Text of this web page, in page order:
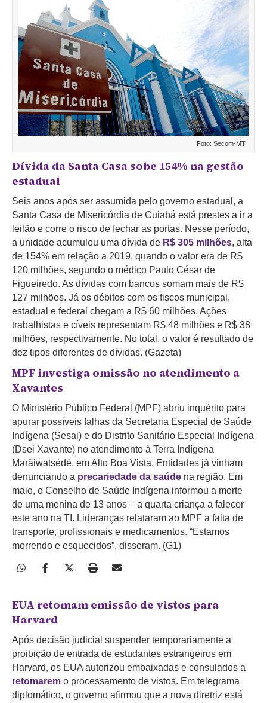
Foto: Secom-MT
Dívida da Santa Casa sobe 154% na gestão
estadual
Seis anos após ser assumida pelo governo estadual, a
Santa Casa de Misericórdia de Cuiabá está prestes a ir a
leilão e corre o risco de fechar as portas. Nesse período,
a unidade acumulou uma dívida de R$ 305 milhões, alta
de 154% em relação a 2019, quando o valor era de R$
120 milhões, segundo o médico Paulo César de
Figueiredo. As dívidas com bancos somam mais de R$
127 milhões. Já os débitos com os fiscos municipal,
estadual e federal chegam a R$ 60 milhões. Ações
trabalhistas e cíveis representam R$ 48 milhões e R$ 38
milhões, respectivamente. No total, o valor é resultado de
dez tipos diferentes de dívidas. (Gazeta)
MPF investiga omissão no atendimento a
Xavantes
O Ministério Público Federal (MPF) abriu inquérito para
apurar possíveis falhas da Secretaria Especial de Saúde
Indígena (Sesai) e do Distrito Sanitário Especial Indígena
(Dsei Xavante) no atendimento à Terra Indígena
Marãiwatsédé, em Alto Boa Vista. Entidades já vinham
denunciando a precariedade da saúde na região. Em
maio, o Conselho de Saúde Indígena informou a morte
de uma menina de 13 anos – a quarta criança a falecer
este ano na TI. Lideranças relataram ao MPF a falta de
transporte, profissionais e medicamentos. “Estamos
morrendo e esquecidos”, disseram. (G1)
EUA retomam emissão de vistos para
Harvard
Após decisão judicial suspender temporariamente a
proibição de entrada de estudantes estrangeiros em
Harvard, os EUA autorizou embaixadas e consulados a
retomarem o processamento de vistos. Em telegrama
diplomático, o governo afirmou que a nova diretriz está